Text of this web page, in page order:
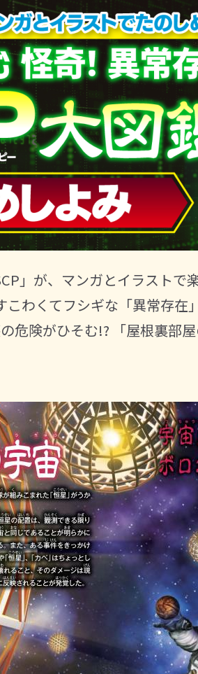
」が、マンガとイラスト
わくてフシギな「異常存在
危険がひそむ!? 「屋根裏部屋